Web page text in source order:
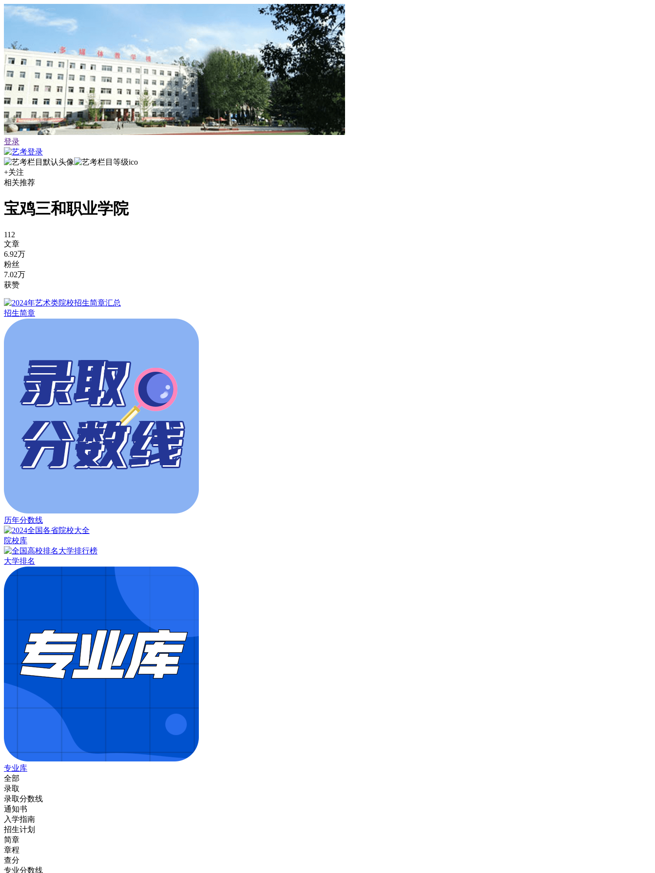
登录
+关注
相关推荐
宝鸡三和职业学院
112
文章
6.92万
粉丝
7.02万
获赞
招生简章
历年分数线
院校库
大学排名
专业库
全部
录取
录取分数线
通知书
入学指南
招生计划
简章
章程
查分
专业分数线